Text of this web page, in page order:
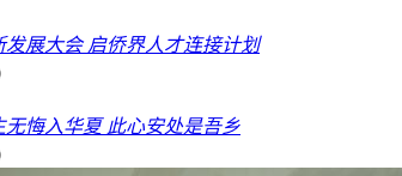
展大会 启侨界人才连接计划
悔入华夏 此心安处是吾乡